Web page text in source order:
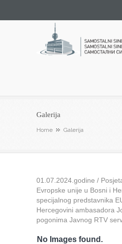
Galerija
Home Galerija
01.07.2024.godine /
Evropske unije u Bosni i
specijalnog predstavnika
Hercegovini ambasadora
pogonima Javnog RTV
No Images found.